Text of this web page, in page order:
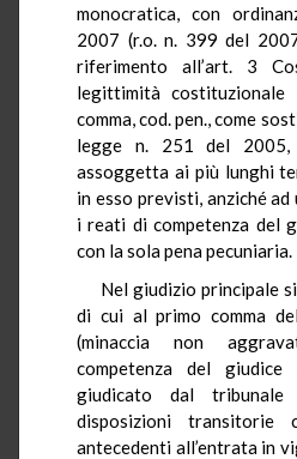
monocratica, con
2007 (r.o. n. 399 del
riferimento all’art. 3
legittimità costituzionale
comma, cod. pen., come
legge n. 251 del
assoggetta ai più lunghi
in esso previsti, anziché
i reati di competenza del
con la sola pena pecuniaria.
Nel giudizio principale
di cui al primo comma
(minaccia non
competenza del
giudicato dal
disposizioni
antecedenti all’entrata in